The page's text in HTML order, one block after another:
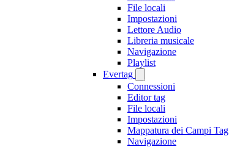
File locali
Impostazioni
Lettore Audio
Libreria musicale
Navigazione
Playlist
Evertag
Connessioni
Editor tag
File locali
Impostazioni
Mappatura dei Campi Tag
Navigazione